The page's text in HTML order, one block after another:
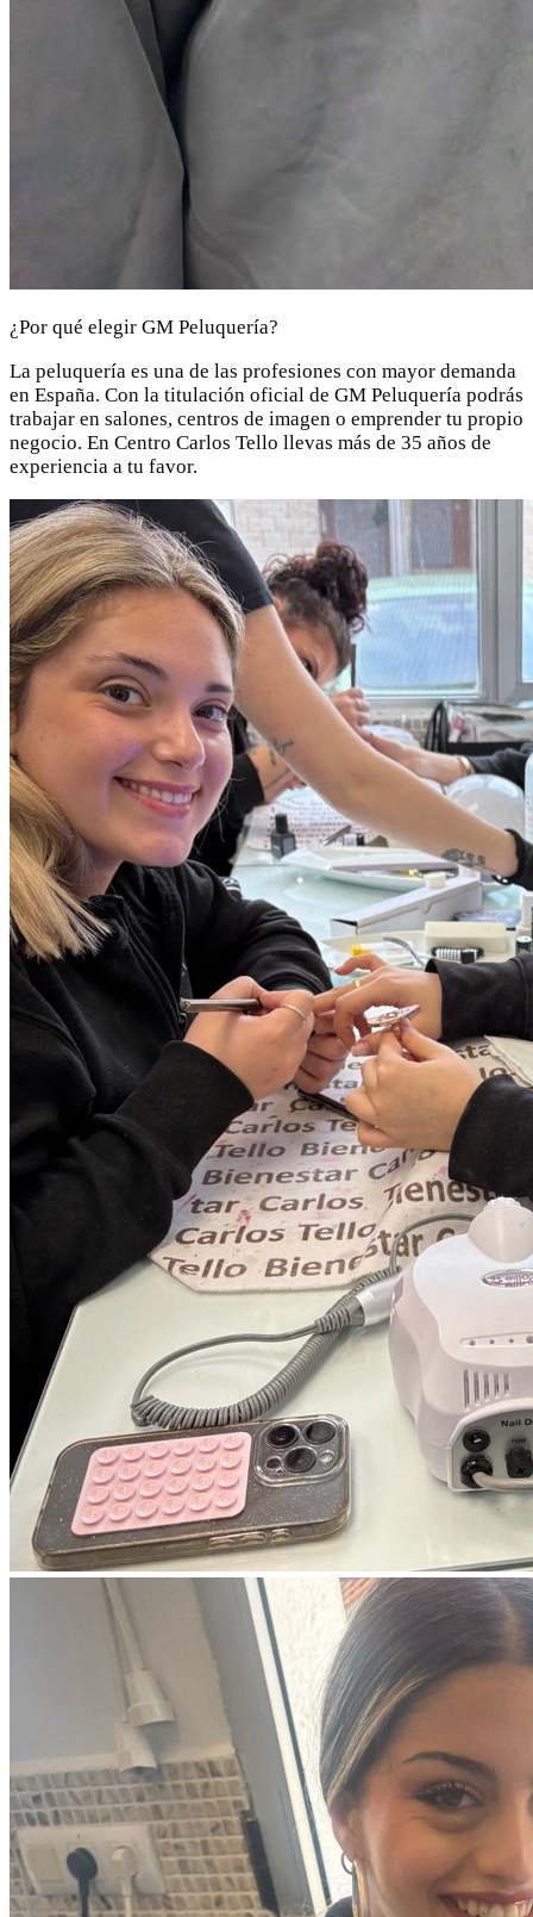
¿Por qué elegir GM Peluquería?
La peluquería es una de las profesiones con mayor demanda
en España. Con la titulación oficial de GM Peluquería podrás
trabajar en salones, centros de imagen o emprender tu propio
negocio. En Centro Carlos Tello llevas más de 35 años de
experiencia a tu favor.